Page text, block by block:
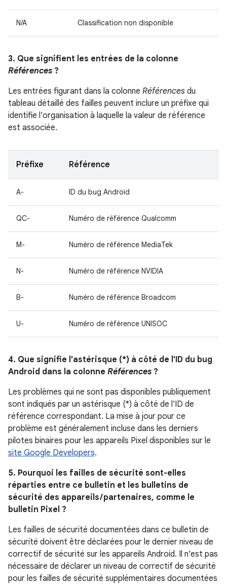
N/A Classification non disponible
3. Que signifient les entrées de la colonne
Références ?
Les entrées figurant dans la colonne Références du
tableau détaillé des failles peuvent inclure un préfixe qui
identifie l'organisation à laquelle la valeur de référence
est associée.
Préfixe Référence
A- ID du bug Android
QC- Numéro de référence Qualcomm
M- Numéro de référence MediaTek
N- Numéro de référence NVIDIA
B- Numéro de référence Broadcom
U- Numéro de référence UNISOC
4. Que signifie l'astérisque (*) à côté de l'ID du bug
Android dans la colonne Références ?
Les problèmes qui ne sont pas disponibles publiquement
sont indiqués par un astérisque (*) à côté de l'ID de
référence correspondant. La mise à jour pour ce
problème est généralement incluse dans les derniers
pilotes binaires pour les appareils Pixel disponibles sur le
site Google Developers.
5. Pourquoi les failles de sécurité sont-elles
réparties entre ce bulletin et les bulletins de
sécurité des appareils / partenaires, comme le
bulletin Pixel ?
Les failles de sécurité documentées dans ce bulletin de
sécurité doivent être déclarées pour le dernier niveau de
correctif de sécurité sur les appareils Android. Il n'est pas
nécessaire de déclarer un niveau de correctif de sécurité
pour les failles de sécurité supplémentaires documentées